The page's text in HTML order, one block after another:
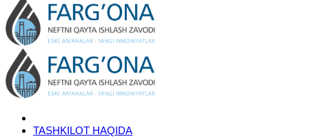
TASHKILOT HAQIDA